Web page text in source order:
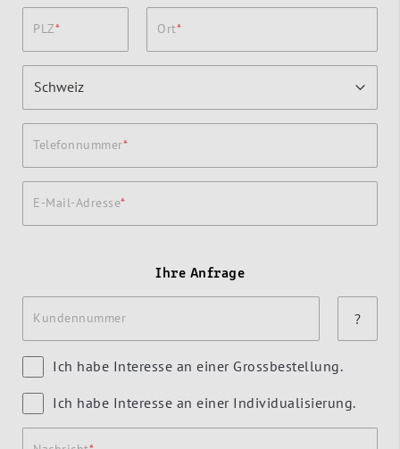
PLZ Ort
Telefonnummer
E-Mail-Adresse
Ihre Anfrage
Kundennummer ?
Ich habe Interesse an einer Grossbestellung.
Ich habe Interesse an einer Individualisierung.